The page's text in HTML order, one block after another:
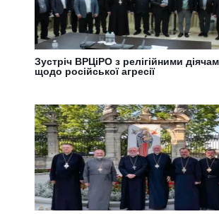
Зустріч ВРЦіРО з релігійними
щодо російської агресії